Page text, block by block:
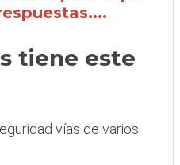
tiene este
vías de varios